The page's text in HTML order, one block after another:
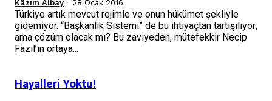
Kâzım Albay 28 Ocak 2016
Türkiye artık mevcut rejimle ve onun hükümet şekliyle
gidemiyor. “Başkanlık Sistemi” de bu ihtiyaçtan tartışılıyor;
ama çözüm olacak mı? Bu zaviyeden, mütefekkir Necip
Fazıl’ın ortaya...
Hayalleri Yoktu!